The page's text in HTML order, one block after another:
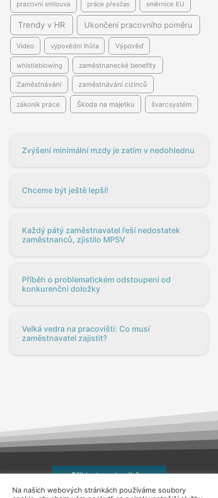
pracovní smlouva práce přesčas směrnice EU
Trendy v HR Ukončení pracovního poměru
Video výpovědní lhůta Výpověď
whistleblowing zaměstnanecké benefity
Zaměstnávání zaměstnávání cizinců
zákoník práce Škoda na majetku švarcsystém
Zvýšení minimální mzdy je zatím v nedohlednu
Chceme být ještě lepší!
Každý pátý zaměstnavatel řeší nedostatek
zaměstnanců, zjistilo MPSV
Příběh o problematickém odstoupení od
konkurenční doložky
Velká vedra na pracovišti: Co musí
zaměstnavatel zajistit?
Přihlaste se k odběru
Na našich webových stránkách používáme soubory